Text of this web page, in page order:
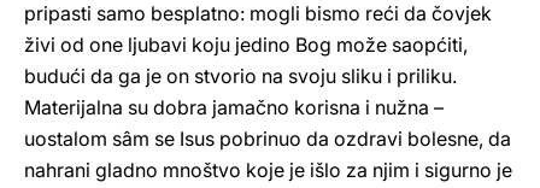
pripasti samo besplatno: mogli bismo reći da čovjek
živi od one ljubavi koju jedino Bog može saopćiti,
budući da ga je on stvorio na svoju sliku i priliku.
Materijalna su dobra jamačno korisna i nužna –
uostalom sâm se Isus pobrinuo da ozdravi bolesne, da
nahrani gladno mnoštvo koje je išlo za njim i sigurno je